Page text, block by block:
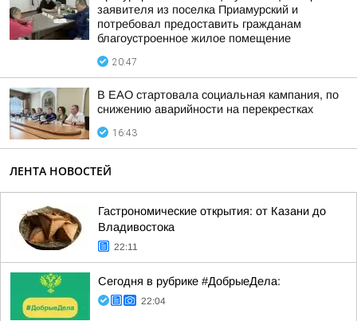
заявителя из поселка Приамурский и
потребовал предоставить гражданам
благоустроенное жилое помещение
20:47
В ЕАО стартовала социальная кампания, по
снижению аварийности на перекрестках
16:43
ЛЕНТА НОВОСТЕЙ
Гастрономические открытия: от Казани до
Владивостока
22:11
Сегодня в рубрике #ДобрыеДела:
22:04